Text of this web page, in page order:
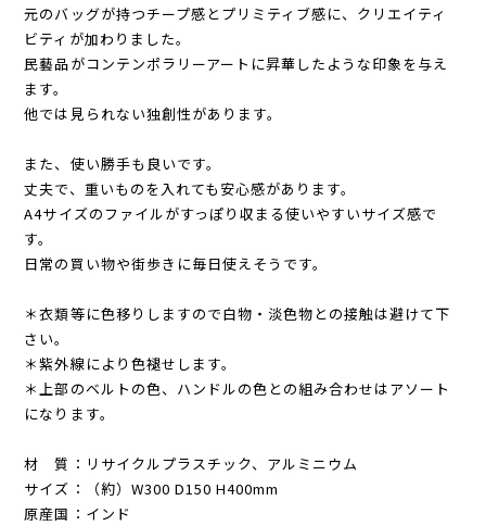
元のバッグが持つチープ感とプリミティブ感に、クリエイティ
ビティが加わりました。
民藝品がコンテンポラリーアートに昇華したような印象を与え
ます。
他では見られない独創性があります。
また、使い勝手も良いです。
丈夫で、重いものを入れても安心感があります。
A4サイズのファイルがすっぽり収まる使いやすいサイズ感で
す。
日常の買い物や街歩きに毎日使えそうです。
＊衣類等に色移りしますので白物・淡色物との接触は避けて下
さい。
＊紫外線により色褪せします。
＊上部のベルトの色、ハンドルの色との組み合わせはアソート
になります。
材 質：リサイクルプラスチック、アルミニウム
サイズ：（約）W300 D150 H400mm
原産国：インド